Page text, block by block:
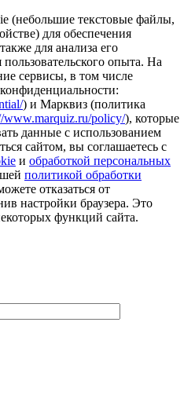
(небольшие текстовые файлы,
для обеспечения
для анализа его
опыта. На
сервисы, в том числе
) и Марквиз (политика
www.marquiz.ru/policy/), которые
данные с использованием
сайтом, вы соглашаетесь с
и обработкой персональных
политикой обработки
отказаться от
настройки браузера. Это
функций сайта.